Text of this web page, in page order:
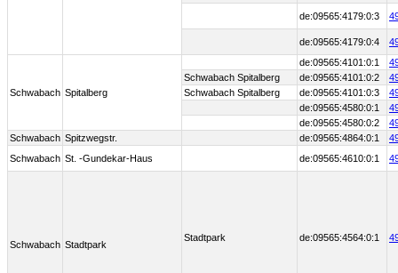
de:09565:4179:0:3
de:09565:4179:0:4
Schwabach Spitalberg
de:09565:4101:0:1
Schwabach Spitalberg
de:09565:4101:0:2
Schwabach Spitalberg
de:09565:4101:0:3
de:09565:4580:0:1
de:09565:4580:0:2
Schwabach Spitzwegstr. de:09565:4864:0:1
Schwabach St. -Gundekar-Haus de:09565:4610:0:1
Schwabach Stadtpark
Stadtpark de:09565:4564:0:1